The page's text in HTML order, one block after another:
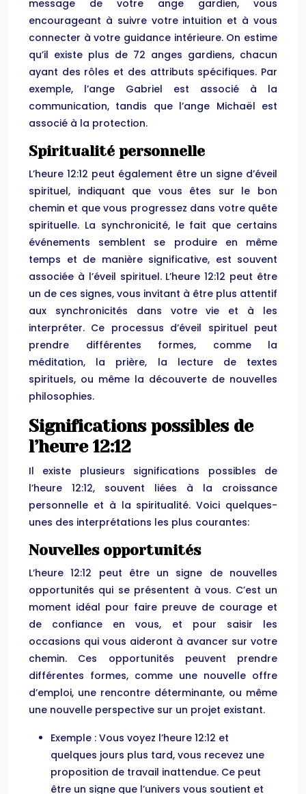
message de votre ange gardien, vous
encourageant à suivre votre intuition et à vous
connecter à votre guidance intérieure. On estime
qu’il existe plus de 72 anges gardiens, chacun
ayant des rôles et des attributs spécifiques. Par
exemple, l’ange Gabriel est associé à la
communication, tandis que l’ange Michaël est
associé à la protection.
Spiritualité personnelle
L’heure 12:12 peut également être un signe d’éveil
spirituel, indiquant que vous êtes sur le bon
chemin et que vous progressez dans votre quête
spirituelle. La synchronicité, le fait que certains
événements semblent se produire en même
temps et de manière significative, est souvent
associée à l’éveil spirituel. L’heure 12:12 peut être
un de ces signes, vous invitant à être plus attentif
aux synchronicités dans votre vie et à les
interpréter. Ce processus d’éveil spirituel peut
prendre différentes formes, comme la
méditation, la prière, la lecture de textes
spirituels, ou même la découverte de nouvelles
philosophies.
Significations possibles de
l’heure 12:12
Il existe plusieurs significations possibles de
l’heure 12:12, souvent liées à la croissance
personnelle et à la spiritualité. Voici quelques-
unes des interprétations les plus courantes:
Nouvelles opportunités
L’heure 12:12 peut être un signe de nouvelles
opportunités qui se présentent à vous. C’est un
moment idéal pour faire preuve de courage et
de confiance en vous, et pour saisir les
occasions qui vous aideront à avancer sur votre
chemin. Ces opportunités peuvent prendre
différentes formes, comme une nouvelle offre
d’emploi, une rencontre déterminante, ou même
une nouvelle perspective sur un projet existant.
Exemple : Vous voyez l’heure 12:12 et
quelques jours plus tard, vous recevez une
proposition de travail inattendue. Ce peut
être un signe que l’univers vous soutient et